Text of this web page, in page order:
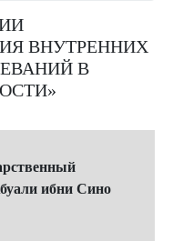
ВНУТРЕННИХ
В
ибни Сино